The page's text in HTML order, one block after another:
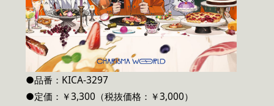
●品番：KICA-3297
●定価：￥3,300（税抜価格：￥3,000）